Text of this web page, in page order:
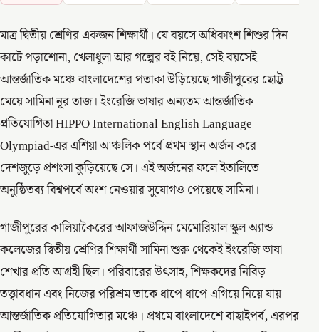
মাত্র দ্বিতীয় শ্রেণির একজন শিক্ষার্থী। যে বয়সে অধিকাংশ শিশুর দিন
কাটে পড়াশোনা, খেলাধুলা আর গল্পের বই নিয়ে, সেই বয়সেই
আন্তর্জাতিক মঞ্চে বাংলাদেশের পতাকা উড়িয়েছে গাজীপুরের ছোট্ট
মেয়ে সামিনা নূর তাজ। ইংরেজি ভাষার অন্যতম আন্তর্জাতিক
প্রতিযোগিতা HIPPO International English Language
Olympiad-এর এশিয়া আঞ্চলিক পর্বে প্রথম স্থান অর্জন করে
দেশজুড়ে প্রশংসা কুড়িয়েছে সে। এই অর্জনের ফলে ইতালিতে
অনুষ্ঠিতব্য বিশ্বপর্বে অংশ নেওয়ার সুযোগও পেয়েছে সামিনা।
গাজীপুরের কালিয়াকৈরের আফাজউদ্দিন মেমোরিয়াল স্কুল অ্যান্ড
কলেজের দ্বিতীয় শ্রেণির শিক্ষার্থী সামিনা শুরু থেকেই ইংরেজি ভাষা
শেখার প্রতি আগ্রহী ছিল। পরিবারের উৎসাহ, শিক্ষকদের নিবিড়
তত্ত্বাবধান এবং নিজের পরিশ্রম তাকে ধাপে ধাপে এগিয়ে নিয়ে যায়
আন্তর্জাতিক প্রতিযোগিতার মঞ্চে। প্রথমে বাংলাদেশে বাছাইপর্ব, এরপর